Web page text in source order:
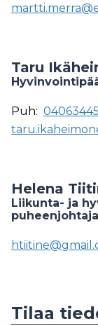
Taru
Puh:
Helena
Liikunta- ja
puheenjohtaja
Tilaa